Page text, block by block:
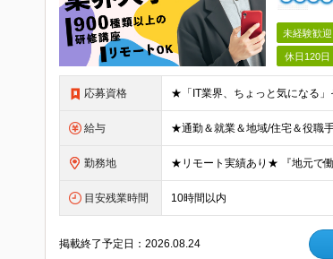
未経験歓迎
休日120日
応募資格
給与
勤務地
目安残業時間 10時間以内
掲載終了予定日：2026.08.24